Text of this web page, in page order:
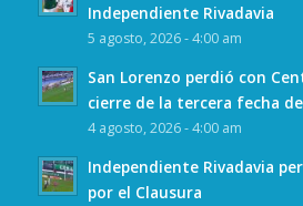
Independiente Rivadavia
5 agosto, 2026 - 4:00 am
San Lorenzo perdió con
cierre de la tercera fecha
4 agosto, 2026 - 4:00 am
Independiente Rivadavia
por el Clausura